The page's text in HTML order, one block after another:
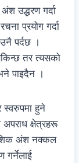
उद्धरण गर्दा
प्रयोग गर्दा
पर्दछ ।
तर त्यसको
पाइदैन ।
स्वरुपमा हुने
क्षेत्रहरू
अंश नक्कल
गर्नेलाई